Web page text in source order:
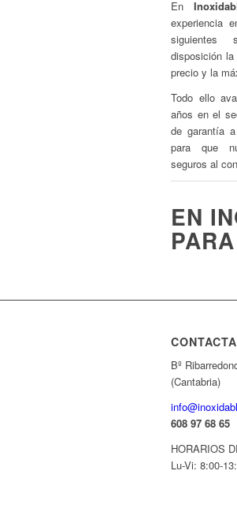
En
experiencia
siguientes
disposición la
precio y la
Todo ello
años en el
de garantía
para que
seguros al
EN
Bº
(Cantabria)
608 97 68 65
HORARIOS
Lu-Vi: 8:00-